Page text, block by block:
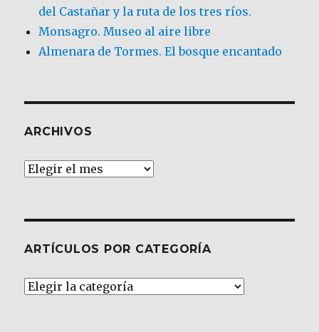
del Castañar y la ruta de los tres ríos.
Monsagro. Museo al aire libre
Almenara de Tormes. El bosque encantado
ARCHIVOS
Archivos
ARTÍCULOS POR CATEGORÍA
Artículos